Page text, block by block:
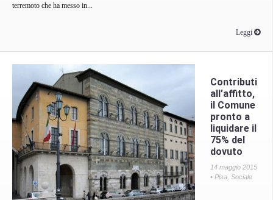
terremoto che ha messo in...
Leggi
Contributi
all’affitto,
il Comune
pronto a
liquidare il
75% del
dovuto
14 maggio 2015
• Pisa Sociale